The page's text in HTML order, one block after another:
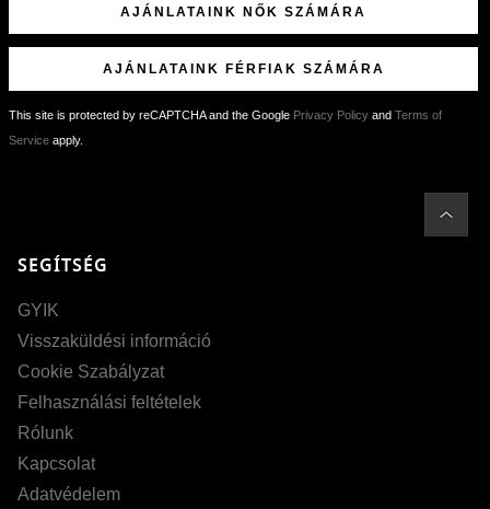
AJÁNLATAINK NŐK SZÁMÁRA
AJÁNLATAINK FÉRFIAK SZÁMÁRA
This site is protected by reCAPTCHA and the Google Privacy Policy and Terms of
Service apply.
SEGÍTSÉG
GYIK
Visszaküldési információ
Cookie Szabályzat
Felhasználási feltételek
Rólunk
Kapcsolat
Adatvédelem